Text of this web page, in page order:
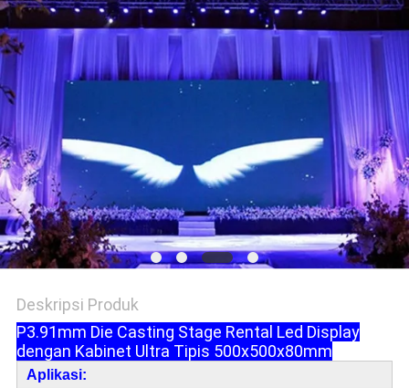
Deskripsi Produk
P3.91mm Die Casting Stage Rental Led Display
dengan Kabinet Ultra Tipis 500x500x80mm
Aplikasi: